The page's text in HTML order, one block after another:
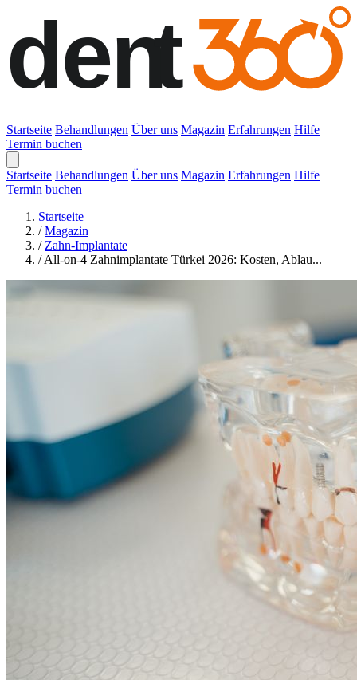
Startseite Behandlungen Über uns Magazin Erfahrungen Hilfe
Termin buchen
Startseite Behandlungen Über uns Magazin Erfahrungen Hilfe
Termin buchen
Startseite
/ Magazin
/ Zahn-Implantate
/ All-on-4 Zahnimplantate Türkei 2026: Kosten, Ablau...